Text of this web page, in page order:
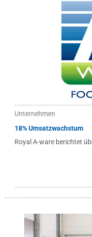
Unternehmen
18% Umsatzwachstum
Royal A-ware berichtet